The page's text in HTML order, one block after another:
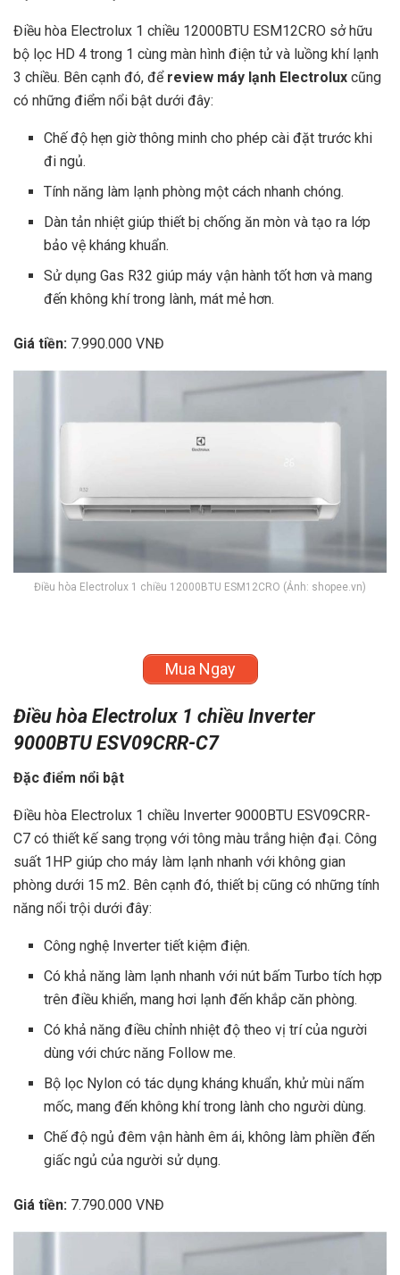
Điều hòa Electrolux 1 chiều 12000BTU ESM12CRO sở hữu
bộ lọc HD 4 trong 1 cùng màn hình điện tử và luồng khí lạnh
3 chiều. Bên cạnh đó, để review máy lạnh Electrolux cũng
có những điểm nổi bật dưới đây:
Chế độ hẹn giờ thông minh cho phép cài đặt trước khi
đi ngủ.
Tính năng làm lạnh phòng một cách nhanh chóng.
Dàn tản nhiệt giúp thiết bị chống ăn mòn và tạo ra lớp
bảo vệ kháng khuẩn.
Sử dụng Gas R32 giúp máy vận hành tốt hơn và mang
đến không khí trong lành, mát mẻ hơn.
Giá tiền: 7.990.000 VNĐ
Điều hòa Electrolux 1 chiều 12000BTU ESM12CRO (Ảnh: shopee.vn)
Mua Ngay
Điều hòa Electrolux 1 chiều Inverter
9000BTU ESV09CRR-C7
Đặc điểm nổi bật
Điều hòa Electrolux 1 chiều Inverter 9000BTU ESV09CRR-
C7 có thiết kế sang trọng với tông màu trắng hiện đại. Công
suất 1HP giúp cho máy làm lạnh nhanh với không gian
phòng dưới 15 m2. Bên cạnh đó, thiết bị cũng có những tính
năng nổi trội dưới đây:
Công nghệ Inverter tiết kiệm điện.
Có khả năng làm lạnh nhanh với nút bấm Turbo tích hợp
trên điều khiển, mang hơi lạnh đến khắp căn phòng.
Có khả năng điều chỉnh nhiệt độ theo vị trí của người
dùng với chức năng Follow me.
Bộ lọc Nylon có tác dụng kháng khuẩn, khử mùi nấm
mốc, mang đến không khí trong lành cho người dùng.
Chế độ ngủ đêm vận hành êm ái, không làm phiền đến
giấc ngủ của người sử dụng.
Giá tiền: 7.790.000 VNĐ